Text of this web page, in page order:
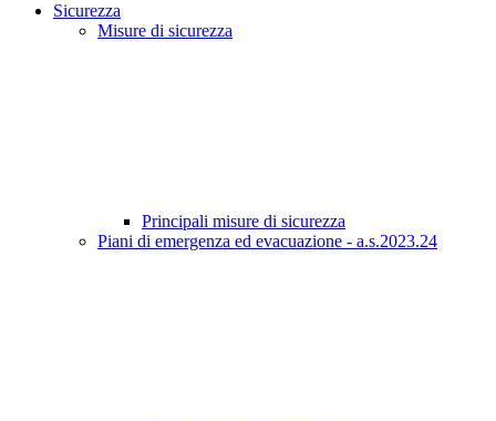
Sicurezza
Misure di sicurezza
Principali misure di sicurezza
Piani di emergenza ed evacuazione - a.s.2023.24